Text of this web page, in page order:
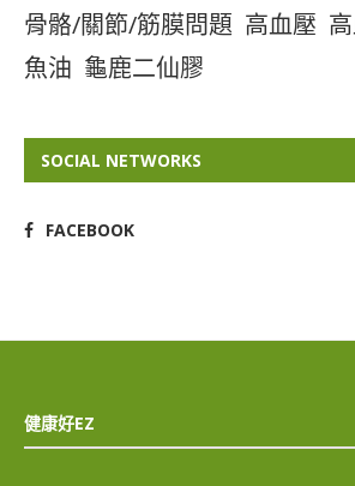
骨骼/關節/筋膜問題 高血壓
魚油 龜鹿二仙膠
SOCIAL NETWORKS
FACEBOOK
健康好EZ